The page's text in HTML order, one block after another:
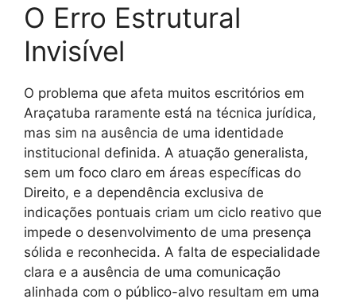
O Erro Estrutural
Invisível
O problema que afeta muitos escritórios em
Araçatuba raramente está na técnica jurídica,
mas sim na ausência de uma identidade
institucional definida. A atuação generalista,
sem um foco claro em áreas específicas do
Direito, e a dependência exclusiva de
indicações pontuais criam um ciclo reativo que
impede o desenvolvimento de uma presença
sólida e reconhecida. A falta de especialidade
clara e a ausência de uma comunicação
alinhada com o público-alvo resultam em uma